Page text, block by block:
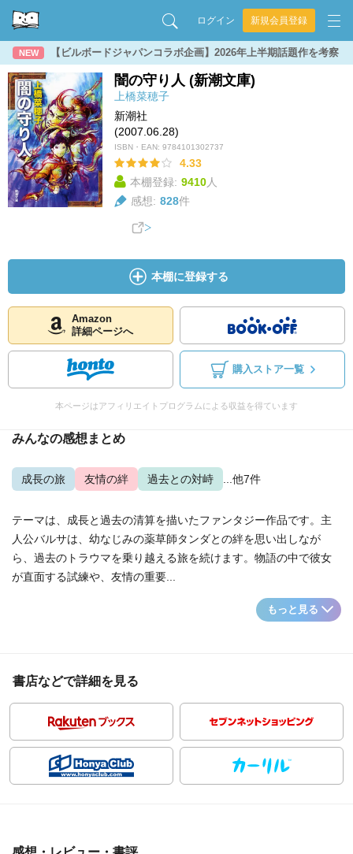
ログイン 新規会員登録
NEW 【ビルボードジャパンコラボ企画】2026年上半期話題作を考察
闇の守り人 (新潮文庫)
上橋菜穂子
新潮社
(2007.06.28)
ISBN・EAN: 9784101302737
4.33
本棚登録: 9410人
感想: 828件
本棚に登録する
Amazon
詳細ページへ
購入ストア一覧
本ページはアフィリエイトプログラムによる収益を得ています
みんなの感想まとめ
成長の旅 友情の絆 過去との対峙 ...他7件
テーマは、成長と過去の清算を描いたファンタジー作品です。主
人公バルサは、幼なじみの薬草師タンダとの絆を思い出しなが
ら、過去のトラウマを乗り越える旅を続けます。物語の中で彼女
が直面する試練や、友情の重要...
もっと見る
書店などで詳細を見る